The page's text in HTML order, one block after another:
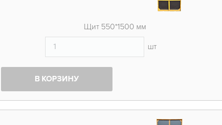
Щит 550*1500 мм
шт
В КОРЗИНУ